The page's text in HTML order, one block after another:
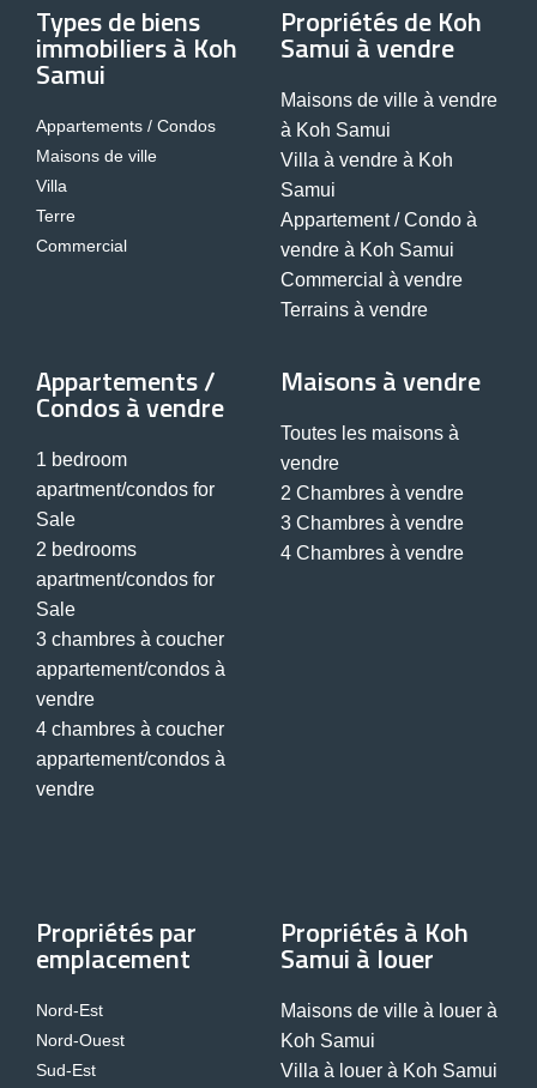
Types de biens
immobiliers à Koh
Samui
Appartements / Condos
Maisons de ville
Villa
Terre
Commercial
Propriétés de Koh
Samui à vendre
Maisons de ville à vendre
à Koh Samui
Villa à vendre à Koh
Samui
Appartement / Condo à
vendre à Koh Samui
Commercial à vendre
Terrains à vendre
Appartements /
Condos à vendre
1 bedroom
apartment/condos for
Sale
2 bedrooms
apartment/condos for
Sale
3 chambres à coucher
appartement/condos à
vendre
4 chambres à coucher
appartement/condos à
vendre
Maisons à vendre
Toutes les maisons à
vendre
2 Chambres à vendre
3 Chambres à vendre
4 Chambres à vendre
Propriétés par
emplacement
Nord-Est
Nord-Ouest
Sud-Est
Propriétés à Koh
Samui à louer
Maisons de ville à louer à
Koh Samui
Villa à louer à Koh Samui